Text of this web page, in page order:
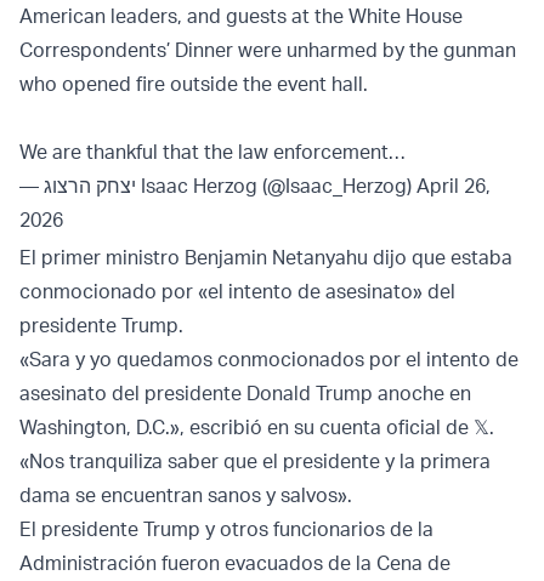
American leaders, and guests at the White House
Correspondents’ Dinner were unharmed by the gunman
who opened fire outside the event hall.
We are thankful that the law enforcement…
— יצחק הרצוג Isaac Herzog (@Isaac_Herzog) April 26,
2026
El primer ministro Benjamin Netanyahu dijo que estaba
conmocionado por «el intento de asesinato» del
presidente Trump.
«Sara y yo quedamos conmocionados por el intento de
asesinato del presidente Donald Trump anoche en
Washington, D.C.», escribió en su cuenta oficial de 𝕏.
«Nos tranquiliza saber que el presidente y la primera
dama se encuentran sanos y salvos».
El presidente Trump y otros funcionarios de la
Administración fueron evacuados de la Cena de